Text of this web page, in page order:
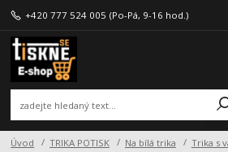
+420 777 524 005 (Po-Pá, 9-16 hod.)
Úvod TRIKA POTISK Na bílá trika Trika s